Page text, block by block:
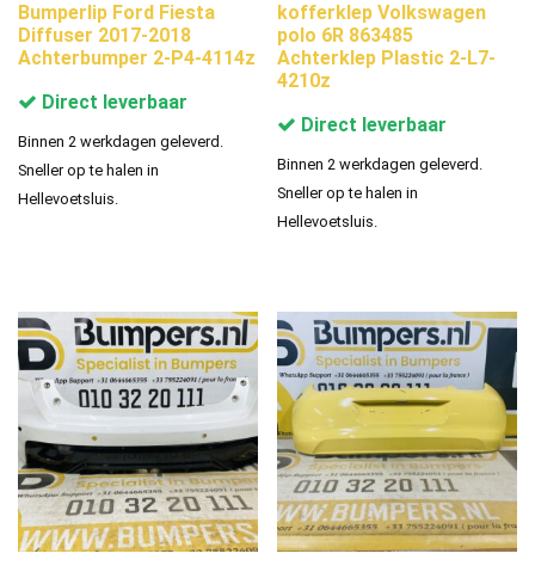
Bumperlip Ford Fiesta
Diffuser 2017-2018
Achterbumper 2-P4-4114z
Direct leverbaar
Binnen 2 werkdagen geleverd.
Sneller op te halen in
Hellevoetsluis.
kofferklep Volkswagen
polo 6R 863485
Achterklep Plastic 2-L7-
4210z
Direct leverbaar
Binnen 2 werkdagen geleverd.
Sneller op te halen in
Hellevoetsluis.